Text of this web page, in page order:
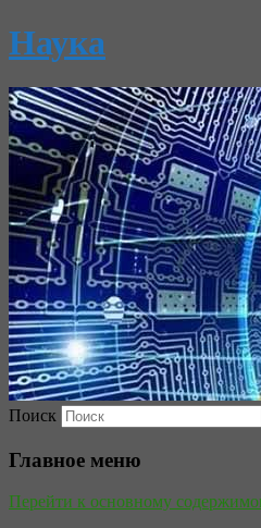
Наука
Поиск
Главное меню
Перейти к основному